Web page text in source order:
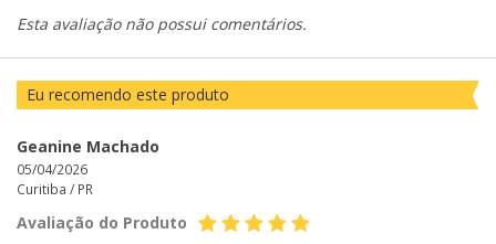
Esta avaliação não possui comentários.
Eu recomendo este produto
Geanine Machado
05/04/2026
Curitiba / PR
Avaliação do Produto